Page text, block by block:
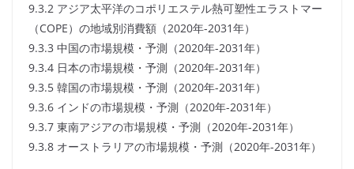
9.3.2 アジア太平洋のコポリエステル熱可塑性エラストマー
（COPE）の地域別消費額（2020年-2031年）
9.3.3 中国の市場規模・予測（2020年-2031年）
9.3.4 日本の市場規模・予測（2020年-2031年）
9.3.5 韓国の市場規模・予測（2020年-2031年）
9.3.6 インドの市場規模・予測（2020年-2031年）
9.3.7 東南アジアの市場規模・予測（2020年-2031年）
9.3.8 オーストラリアの市場規模・予測（2020年-2031年）